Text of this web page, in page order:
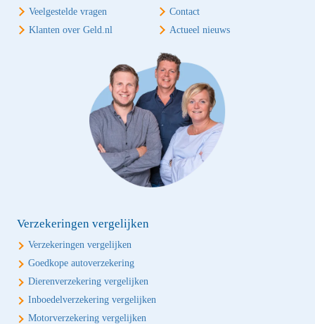
Veelgestelde vragen
Contact
Klanten over Geld.nl
Actueel nieuws
Verzekeringen vergelijken
Verzekeringen vergelijken
Goedkope autoverzekering
Dierenverzekering vergelijken
Inboedelverzekering vergelijken
Motorverzekering vergelijken